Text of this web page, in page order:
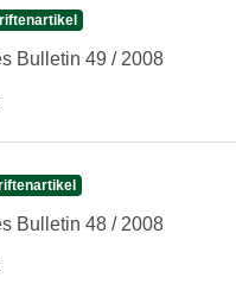
Bulletin 49 / 2008
Bulletin 48 / 2008